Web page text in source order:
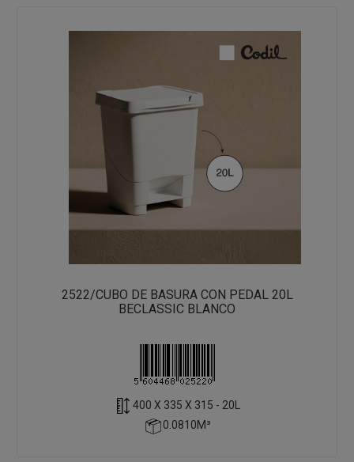
2522/CUBO DE BASURA CON PEDAL 20L
BECLASSIC BLANCO
400 X 335 X 315 - 20L
0.0810M³